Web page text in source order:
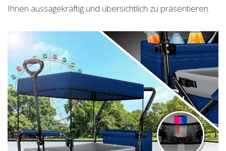
Ihnen aussagekräftig und übersichtlich zu präsentieren.